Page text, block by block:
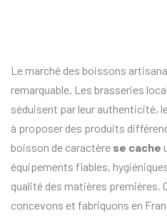
Le marché des boissons
remarquable. Les brasseries
séduisent par leur authenticité,
à proposer des produits
boisson de caractère se cache
équipements fiables,
qualité des matières premières.
concevons et fabriquons en